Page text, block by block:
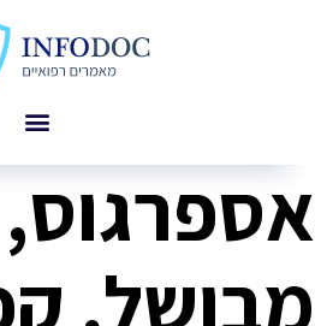
אספרגוס,
מבושל,